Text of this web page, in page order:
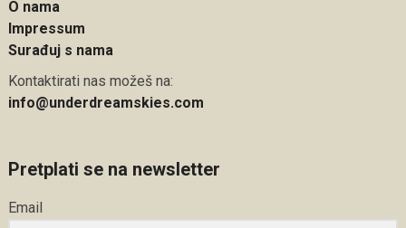
O nama
Impressum
Surađuj s nama
Kontaktirati nas možeš na:
info@underdreamskies.com
Pretplati se na newsletter
Email